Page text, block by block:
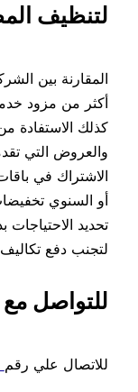
لتنظيف
المقارنة بين
أكثر من مزود
كذلك الاستفادة من
والعروض التي
الاشتراك في باقات
أو السنوي تخفيضات
تحديد الاحتياجات
لتجنب دفع تكاليف
للتواصل مع
للاتصال علي رقم 0544933042